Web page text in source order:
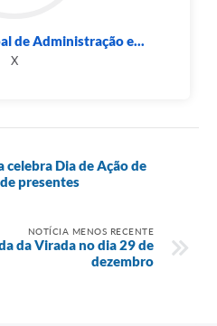
de Administração e...
X
celebra Dia de Ação de
presentes
NOTÍCIA MENOS RECENTE
da Virada no dia 29 de
dezembro